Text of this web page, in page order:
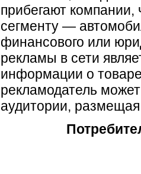
прибегают
сегменту —
финансового или
рекламы в сети
информации о
рекламодатель
аудитории,